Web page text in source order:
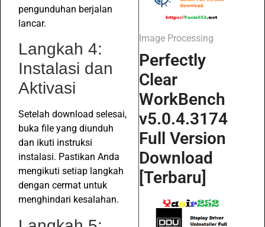
pengunduhan berjalan
lancar.
Langkah 4:
Instalasi dan
Aktivasi
Setelah download selesai,
buka file yang diunduh
dan ikuti instruksi
instalasi. Pastikan Anda
mengikuti setiap langkah
dengan cermat untuk
menghindari kesalahan.
Image Processing
Perfectly
Clear
WorkBench
v5.0.4.3174
Full Version
Download
[Terbaru]